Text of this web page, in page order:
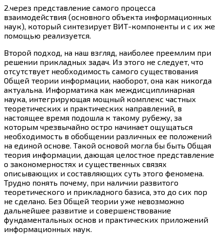
2.через представление самого процесса
взаимодействия (основного объекта информационных
наук), который синтезирует ВИТ-компоненты и с их же
помощью реализуется.
Второй подход, на наш взгляд, наиболее преемлим при
решении прикладных задач. Из этого не следует, что
отсутствует необходимость самого существования
Общей теории информации, наоборот, она как никогда
актуальна. Информатика как междисциплинарная
наука, интегрирующая мощный комплекс частных
теоретических и практических направлений, в
настоящее время подошла к такому рубежу, за
которым чрезвычайно остро начинает ощущаться
необходимость в обобщении различных ее положений
на единой основе. Такой основой могла бы быть Общая
теория информации, дающая целостное представление
о закономерностях и существенных связях
описывающих и составляющих суть этого феномена.
Трудно понять почему, при наличии развитого
теоретического и прикладного базиса, это до сих пор
не сделано. Без Общей теории уже невозможно
дальнейшее развитие и совершенствование
фундаментальных основ и практических приложений
информационных наук.